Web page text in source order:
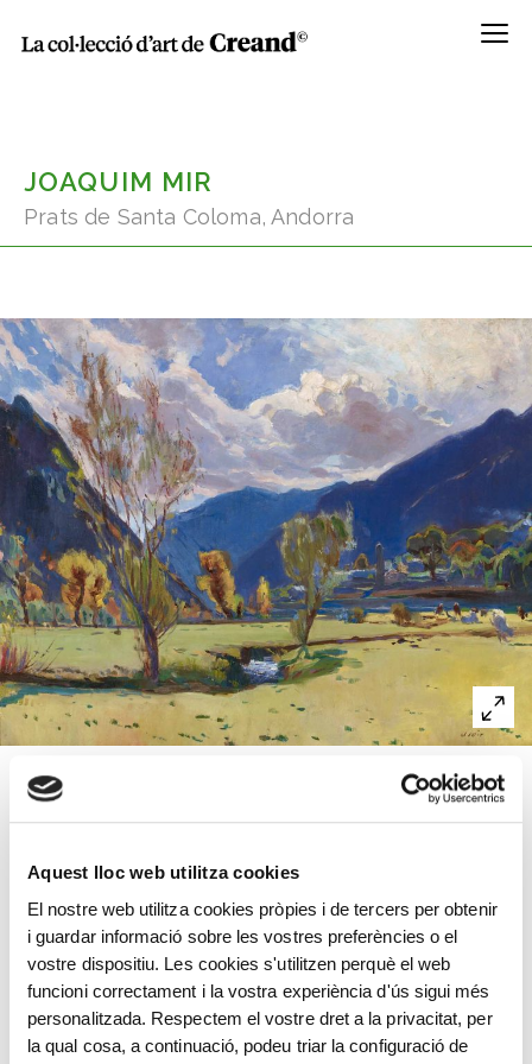
Aquest lloc web utilitza cookies
El nostre web utilitza cookies pròpies i de tercers per obtenir
i guardar informació sobre les vostres preferències o el
vostre dispositiu. Les cookies s'utilitzen perquè el web
funcioni correctament i la vostra experiència d'ús sigui més
personalitzada. Respectem el vostre dret a la privacitat, per
la qual cosa, a continuació, podeu triar la configuració de
Menú
JOAQUIM MIR
Prats de Santa Coloma, Andorra
L’any 1932, va fer la primera de les tres estades a
Andorra. Hi arribava en cotxe fins a Santa Coloma,
l’assistenta. Aquest oli representa bé el seu estil
postimpressionista: tres zones, quasi paral·leles –el prat,
la muntanya i el cel–, de colors verds, grocs, blaus vius i
contraposats, i moviment de l’aire que suggereix el pas
del vent entre les fulles tot donant contrast i creant
profunditat i copsant l’instant de l’obra. Sense haver